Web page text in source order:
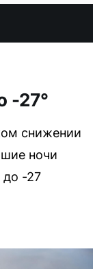
-27°
снижении
ночи
до -27